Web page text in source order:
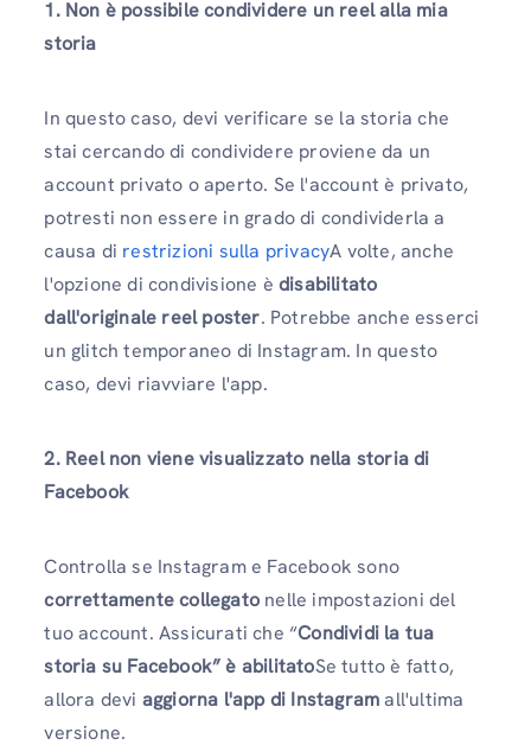
1. Non è possibile condividere un reel alla mia
storia
In questo caso, devi verificare se la storia che
stai cercando di condividere proviene da un
account privato o aperto. Se l'account è privato,
potresti non essere in grado di condividerla a
causa di restrizioni sulla privacyA volte, anche
l'opzione di condivisione è disabilitato
dall'originale reel poster. Potrebbe anche esserci
un glitch temporaneo di Instagram. In questo
caso, devi riavviare l'app.
2. Reel non viene visualizzato nella storia di
Facebook
Controlla se Instagram e Facebook sono
correttamente collegato nelle impostazioni del
tuo account. Assicurati che “Condividi la tua
storia su Facebook” è abilitatoSe tutto è fatto,
allora devi aggiorna l'app di Instagramall'ultima
versione.